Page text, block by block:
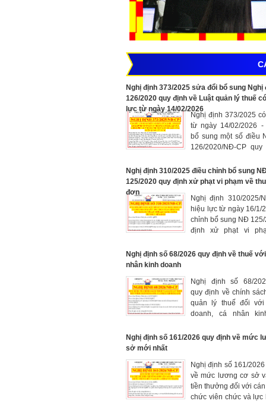
Nghị định 373/2025 sửa đổi bổ sung Nghị
126/2020 quy định về Luật quản lý thuế
lực từ ngày 14/02/2026
Nghị định 373/2025
từ ngày 14/02/2026
bổ sung một số điều
126/2020/NĐ-CP
thuế
Nghị định 310/2025 điều chỉnh bổ sung
125/2020 quy định xử phạt vi phạm về
đơn
Nghị định 310/2025/
hiệu lực từ ngày 16/1/
chỉnh bổ sung NĐ
định xử phạt vi
Nghị định số 68/2026 quy định về thuế
nhân kinh doanh
Nghị định số 68/
quy định về chính
quản lý thuế đối
doanh, cá nhân
Nghị định số 161/2026 quy định về mức
sở mới nhất
Nghị định số 161/
về mức lương cơ sở
tiền thưởng đối với
chức viên chức và lực